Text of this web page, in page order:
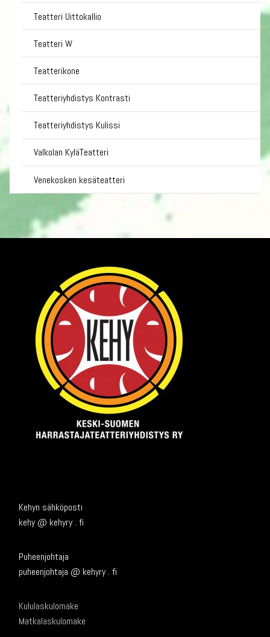
Teatteri Uittokallio
Teatteri W
Teatterikone
Teatteriyhdistys Kontrasti
Teatteriyhdistys Kulissi
Valkolan KyläTeatteri
Venekosken kesäteatteri
Kehyn sähköposti
kehy @ kehyry . fi
Puheenjohtaja
puheenjohtaja @ kehyry . fi
Kululaskulomake
Matkalaskulomake